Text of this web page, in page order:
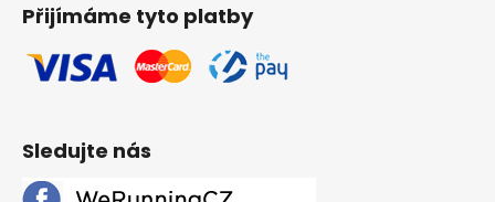
Přijímáme tyto platby
Sledujte nás